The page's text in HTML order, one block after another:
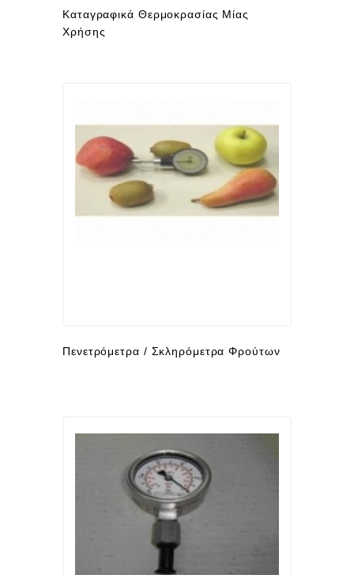
Καταγραφικά Θερμοκρασίας Μίας
Χρήσης
Πενετρόμετρα / Σκληρόμετρα Φρούτων